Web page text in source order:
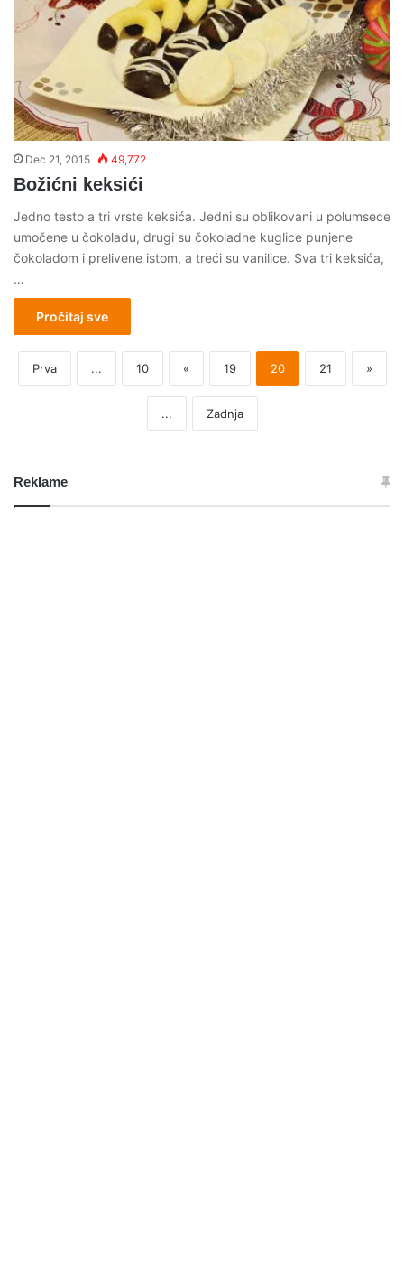
Dec 21, 2015 49,772
Božićni keksići
Jedno testo a tri vrste keksića. Jedni su oblikovani u polumsece
umočene u čokoladu, drugi su čokoladne kuglice punjene
čokoladom i prelivene istom, a treći su vanilice. Sva tri keksića,
…
Pročitaj sve
Prva ... 10 « 19 20 21 »
... Zadnja
Reklame